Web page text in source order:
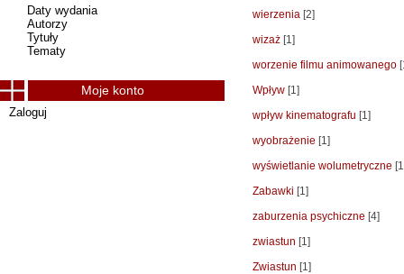
wierzenia [2]
wizaż [1]
worzenie filmu animowanego
Wpływ [1]
wpływ kinematografu [1]
wyobrażenie [1]
wyświetlanie wolumetryczne
Zabawki [1]
zaburzenia psychiczne [4]
zwiastun [1]
Zwiastun [1]
Daty wydania
Autorzy
Tytuły
Tematy
Moje konto
Zaloguj